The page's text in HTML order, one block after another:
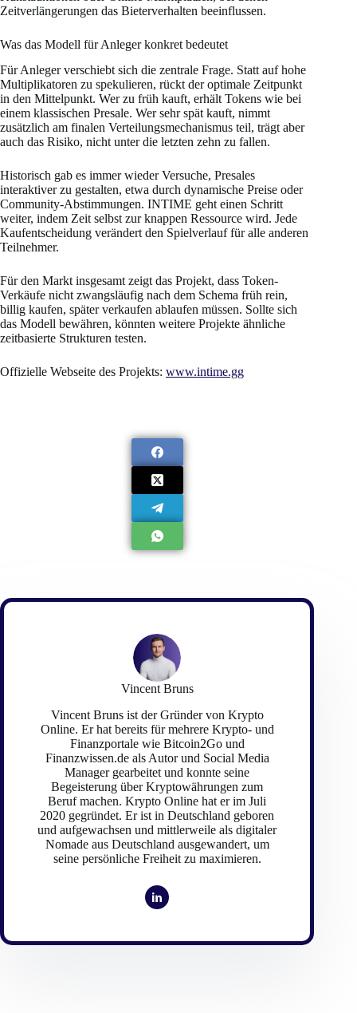
Zeitverlängerungen das Bieterverhalten beeinflussen.
Was das Modell für Anleger konkret bedeutet
Für Anleger verschiebt sich die zentrale Frage. Statt auf hohe
Multiplikatoren zu spekulieren, rückt der optimale Zeitpunkt
in den Mittelpunkt. Wer zu früh kauft, erhält Tokens wie bei
einem klassischen Presale. Wer sehr spät kauft, nimmt
zusätzlich am finalen Verteilungsmechanismus teil, trägt aber
auch das Risiko, nicht unter die letzten zehn zu fallen.
Historisch gab es immer wieder Versuche, Presales
interaktiver zu gestalten, etwa durch dynamische Preise oder
Community-Abstimmungen. INTIME geht einen Schritt
weiter, indem Zeit selbst zur knappen Ressource wird. Jede
Kaufentscheidung verändert den Spielverlauf für alle anderen
Teilnehmer.
Für den Markt insgesamt zeigt das Projekt, dass Token-
Verkäufe nicht zwangsläufig nach dem Schema früh rein,
billig kaufen, später verkaufen ablaufen müssen. Sollte sich
das Modell bewähren, könnten weitere Projekte ähnliche
zeitbasierte Strukturen testen.
Offizielle Webseite des Projekts: www.intime.gg
Vincent Bruns
Vincent Bruns ist der Gründer von Krypto
Online. Er hat bereits für mehrere Krypto- und
Finanzportale wie Bitcoin2Go und
Finanzwissen.de als Autor und Social Media
Manager gearbeitet und konnte seine
Begeisterung über Kryptowährungen zum
Beruf machen. Krypto Online hat er im Juli
2020 gegründet. Er ist in Deutschland geboren
und aufgewachsen und mittlerweile als digitaler
Nomade aus Deutschland ausgewandert, um
seine persönliche Freiheit zu maximieren.